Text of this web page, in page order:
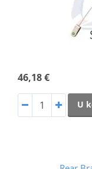
46,18 €
U